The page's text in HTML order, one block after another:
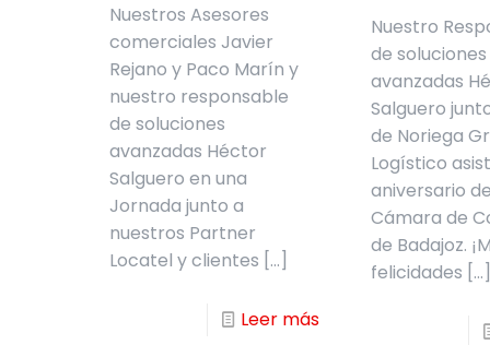
Nuestros Asesores
comerciales Javier
Rejano y Paco Marín y
nuestro responsable
de soluciones
avanzadas Héctor
Salguero en una
Jornada junto a
nuestros Partner
Locatel y clientes […]
Leer más
Nuestro
de soluciones
avanzadas
Salguero
de Noriega
Logístico
aniversario
Cámara de
de Badajoz.
felicidades […]